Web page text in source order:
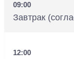
09:00
Завтрак
12:00